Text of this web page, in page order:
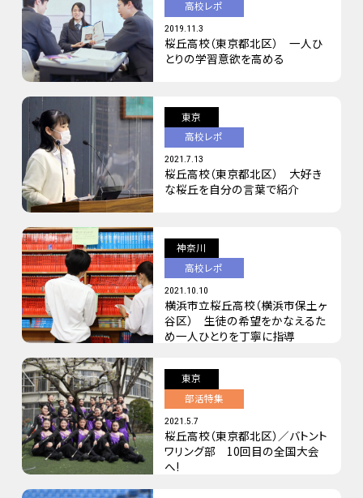
高校レポ
2019.11.3
桜丘高校（東京都北区） 一人ひ
とりの学習意欲を高める
東京
高校レポ
2021.7.13
桜丘高校（東京都北区） 大好き
な桜丘を自分の言葉で紹介
神奈川
高校レポ
2021.10.10
横浜市立桜丘高校（横浜市保土ヶ
谷区） 生徒の希望をかなえるた
め一人ひとりを丁寧に指導
東京
部活特集
2021.5.7
桜丘高校（東京都北区）／バトント
ワリング部 10回目の全国大会
へ!